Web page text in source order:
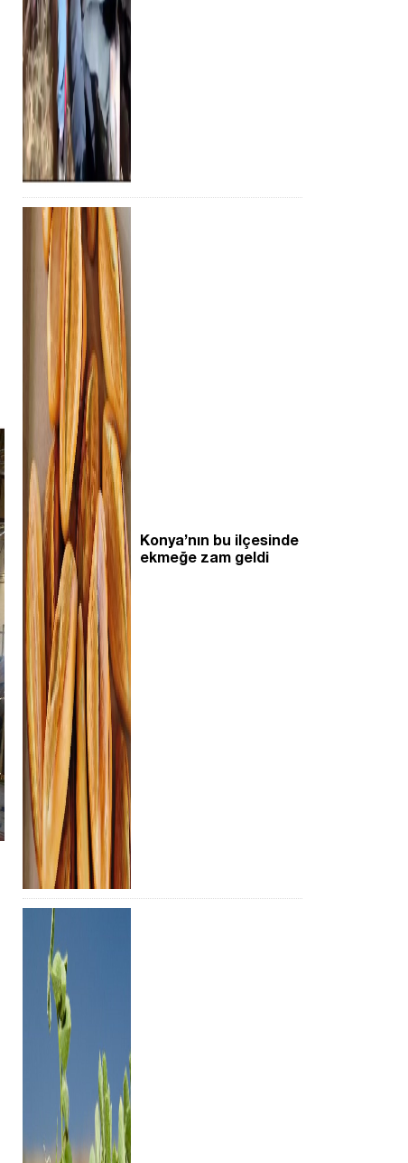
Konya’nın bu ilçesinde
ekmeğe zam geldi